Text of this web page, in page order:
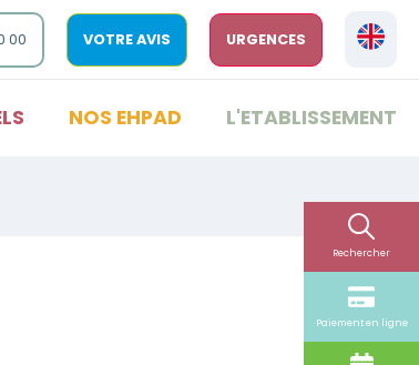
00 VOTRE AVIS URGENCES
NOS EHPAD L'ETABLISSEMENT
Rechercher
Paiement en ligne